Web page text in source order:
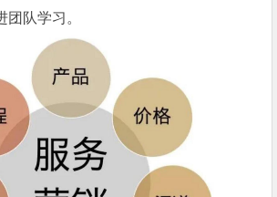
队学习。